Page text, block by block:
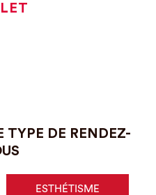
TYPE DE RENDEZ-
ESTHÉTISME